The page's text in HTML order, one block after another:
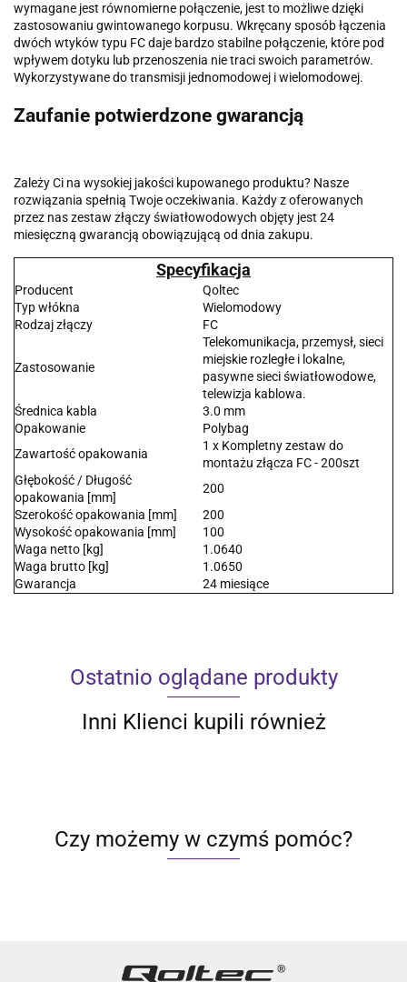
wymagane jest równomierne połączenie, jest to możliwe dzięki
zastosowaniu gwintowanego korpusu. Wkręcany sposób łączenia
dwóch wtyków typu FC daje bardzo stabilne połączenie, które pod
wpływem dotyku lub przenoszenia nie traci swoich parametrów.
Wykorzystywane do transmisji jednomodowej i wielomodowej.
Zaufanie potwierdzone gwarancją
Zależy Ci na wysokiej jakości kupowanego produktu? Nasze
rozwiązania spełnią Twoje oczekiwania. Każdy z oferowanych
przez nas zestaw złączy światłowodowych objęty jest 24
miesięczną gwarancją obowiązującą od dnia zakupu.
Specyfikacja
Producent
Qoltec
Typ włókna
Wielomodowy
Rodzaj złączy
FC
Zastosowanie
Telekomunikacja, przemysł, sieci
miejskie rozległe i lokalne,
pasywne sieci światłowodowe,
telewizja kablowa.
Średnica kabla
3.0 mm
Opakowanie
Polybag
Zawartość opakowania
1 x Kompletny zestaw do
montażu złącza FC - 200szt
Głębokość / Długość
opakowania [mm]
200
Szerokość opakowania [mm]
200
Wysokość opakowania [mm]
100
Waga netto [kg]
1.0640
Waga brutto [kg]
1.0650
Gwarancja
24 miesiące
Ostatnio oglądane produkty
Inni Klienci kupili również
Czy możemy w czymś pomóc?